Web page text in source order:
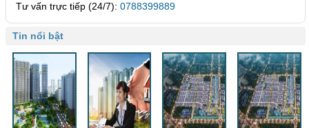
Tư vấn trực tiếp (24/7): 0788399889
Tin nổi bật